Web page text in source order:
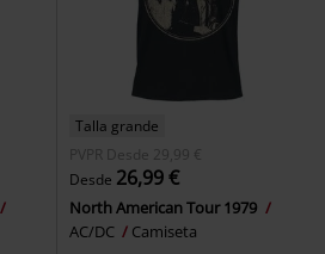
Talla grande
PVPR
Desde 29,99 €
Desde 26,99 €
North American Tour 1979
AC/DC
Camiseta